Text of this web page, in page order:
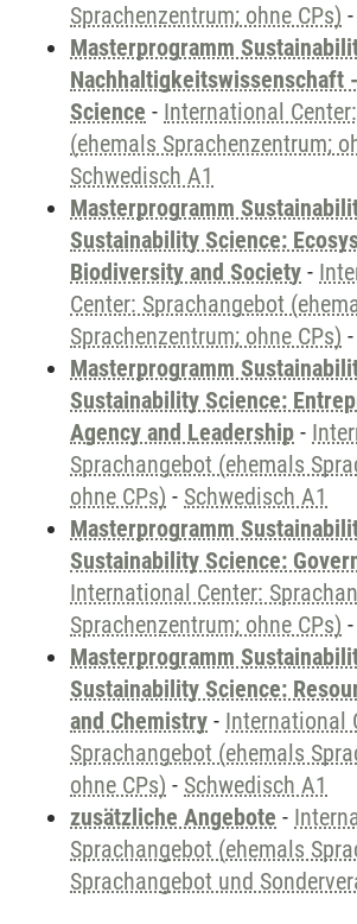
Sprachenzentrum; ohne CPs) -
Masterprogramm
Nachhaltigkeitswissenschaft
Science - International
(ehemals Sprachenzentrum;
Schwedisch A1
Masterprogramm
Sustainability Science:
Biodiversity and Society -
Center: Sprachangebot
Sprachenzentrum; ohne CPs) -
Masterprogramm
Sustainability Science:
Agency and Leadership -
Sprachangebot (ehemals
ohne CPs) - Schwedisch A1
Masterprogramm
Sustainability Science:
International Center:
Sprachenzentrum; ohne CPs) -
Masterprogramm
Sustainability Science:
and Chemistry - International
Sprachangebot (ehemals
ohne CPs) - Schwedisch A1
zusätzliche Angebote -
Sprachangebot (ehemals
Sprachangebot und